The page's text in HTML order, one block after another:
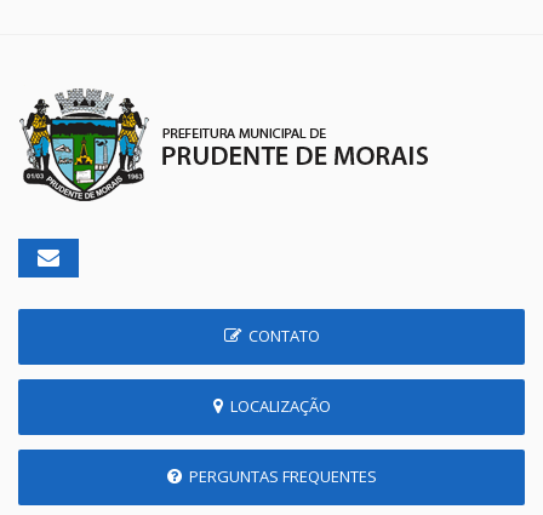
CONTATO
LOCALIZAÇÃO
PERGUNTAS FREQUENTES